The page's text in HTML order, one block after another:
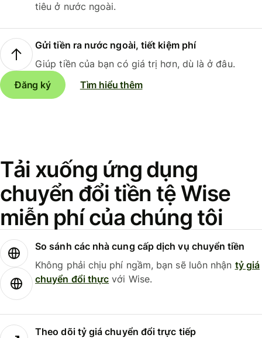
tiêu ở nước ngoài.
Gửi tiền ra nước ngoài, tiết kiệm phí
Giúp tiền của bạn có giá trị hơn, dù là ở đâu.
Đăng ký
Tìm hiểu thêm
Tải xuống ứng dụng
chuyển đổi tiền tệ Wise
miễn phí của chúng tôi
So sánh các nhà cung cấp dịch vụ chuyển tiền
Không phải chịu phí ngầm, bạn sẽ luôn nhận tỷ giá
chuyển đổi thực với Wise.
Theo dõi tỷ giá chuyển đổi trực tiếp